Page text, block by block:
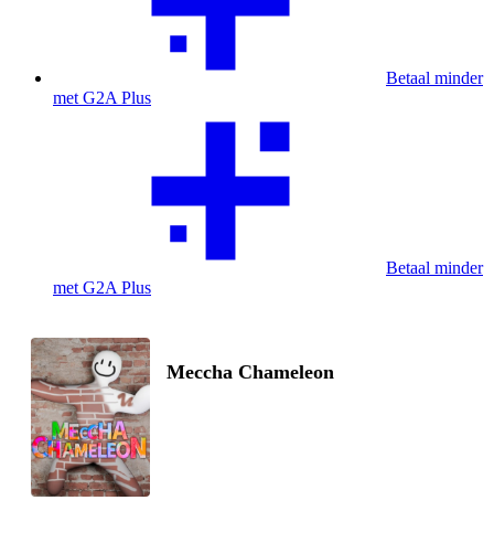
Betaal minder
met G2A Plus
Betaal minder
met G2A Plus
Meccha Chameleon